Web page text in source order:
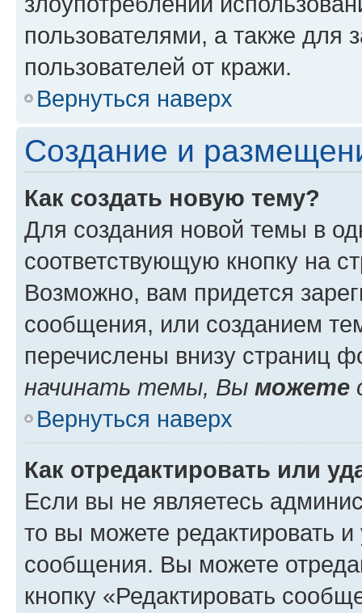
пользователями, а также для
пользователей от кражи.
Вернуться наверх
Создание и
Как создать новую тему?
Для создания новой темы в
соответствующую кнопку на
Возможно, вам придется
сообщения, или созданием
перечислены внизу страниц
начинать темы, Вы можете
Вернуться наверх
Как отредактировать или
Если вы не являетесь
то вы можете редактировать
сообщения. Вы можете
кнопку «Редактировать